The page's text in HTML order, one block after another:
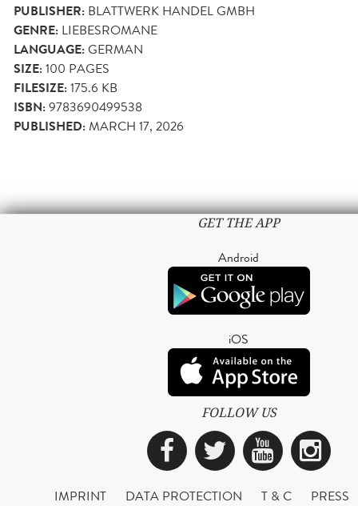
PUBLISHER: BLATTWERK HANDEL GMBH
GENRE: LIEBESROMANE
LANGUAGE:GERMAN
SIZE:100 PAGES
FILESIZE:175.6 KB
ISBN:9783690499538
PUBLISHED:MARCH 17, 2026
GET THE APP
Android
iOS
FOLLOW US
Facebook
Twitter
IMPRINT DATA PROTECTION T & C
PRESS